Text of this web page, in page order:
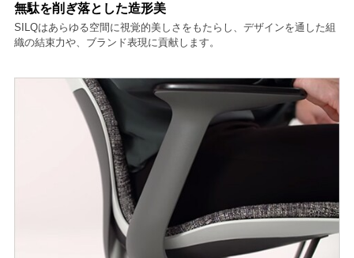
無駄を削ぎ落とした造形美
SILQはあらゆる空間に視覚的美しさをもたらし、デザインを通した組
織の結束力や、ブランド表現に貢献します。